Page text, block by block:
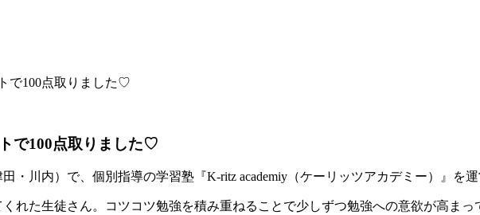
で100点取りました♡
で100点取りました♡
・川内）で、個別指導の学習塾『K-ritz academiy（ケーリッツアカデミー）』を
れた生徒さん。コツコツ勉強を積み重ねることで少しずつ勉強への意欲が高ま